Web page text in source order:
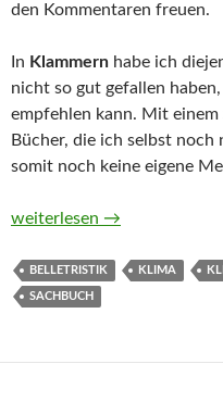
den Kommentaren freuen.
In Klammern habe ich
nicht so gut gefallen
empfehlen kann. Mit einem
Bücher, die ich selbst noch
somit noch keine eigene
Belletristik und Sachbücher
weiterlesen →
BELLETRISTIK KLIMA
SACHBUCH